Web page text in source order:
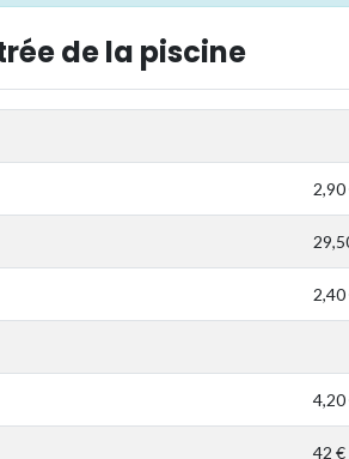
de la piscine
2,90
2,40
4,20
42 €